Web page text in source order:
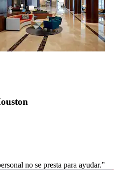
no se presta para ayudar.”